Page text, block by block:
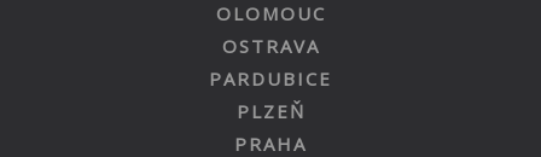
OLOMOUC
OSTRAVA
PARDUBICE
PLZEŇ
PRAHA